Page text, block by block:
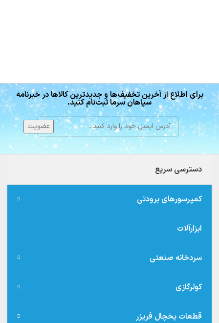
برای اطلاع از آخرین تخفیف‌ها و جدیدترین کالاها در خبرنامه
سپاهان سرما ثبت‌نام کنید.
دسترسی سریع
کمپرسورهای برودتی
ابزارآلات
سردخانه صنعتی
کولرگازی
قطعات یخچال فریزر